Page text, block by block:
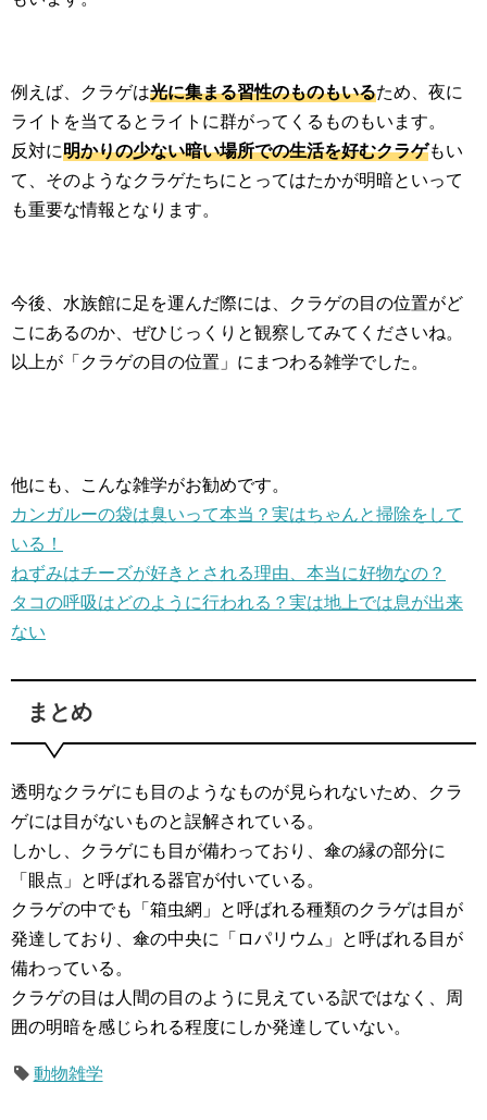
例えば、クラゲは光に集まる習性のものもいるため、夜に
ライトを当てるとライトに群がってくるものもいます。
反対に明かりの少ない暗い場所での生活を好むクラゲもい
て、そのようなクラゲたちにとってはたかが明暗といって
も重要な情報となります。
今後、水族館に足を運んだ際には、クラゲの目の位置がど
こにあるのか、ぜひじっくりと観察してみてくださいね。
以上が「クラゲの目の位置」にまつわる雑学でした。
他にも、こんな雑学がお勧めです。
カンガルーの袋は臭いって本当？実はちゃんと掃除をして
いる！
ねずみはチーズが好きとされる理由、本当に好物なの？
タコの呼吸はどのように行われる？実は地上では息が出来
ない
まとめ
透明なクラゲにも目のようなものが見られないため、クラ
ゲには目がないものと誤解されている。
しかし、クラゲにも目が備わっており、傘の縁の部分に
「眼点」と呼ばれる器官が付いている。
クラゲの中でも「箱虫網」と呼ばれる種類のクラゲは目が
発達しており、傘の中央に「ロパリウム」と呼ばれる目が
備わっている。
クラゲの目は人間の目のように見えている訳ではなく、周
囲の明暗を感じられる程度にしか発達していない。
動物雑学